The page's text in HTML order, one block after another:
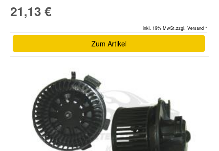
21,13 €
inkl. 19% MwSt.zzgl. Versand *
Zum Artikel